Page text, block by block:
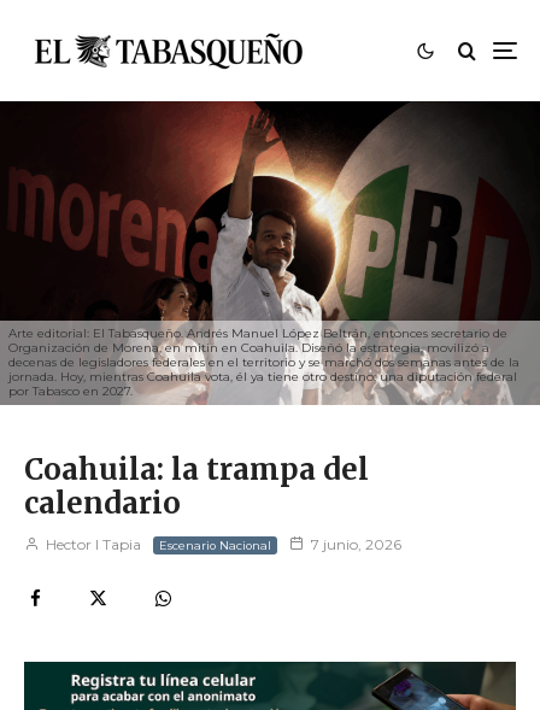
Arte editorial: El Tabasqueño. Andrés Manuel López Beltrán, entonces secretario de
Organización de Morena, en mitin en Coahuila. Diseñó la estrategia, movilizó a
decenas de legisladores federales en el territorio y se marchó dos semanas antes de la
jornada. Hoy, mientras Coahuila vota, él ya tiene otro destino: una diputación federal
por Tabasco en 2027.
Coahuila: la trampa del
calendario
Hector I Tapia Escenario Nacional 7 junio, 2026